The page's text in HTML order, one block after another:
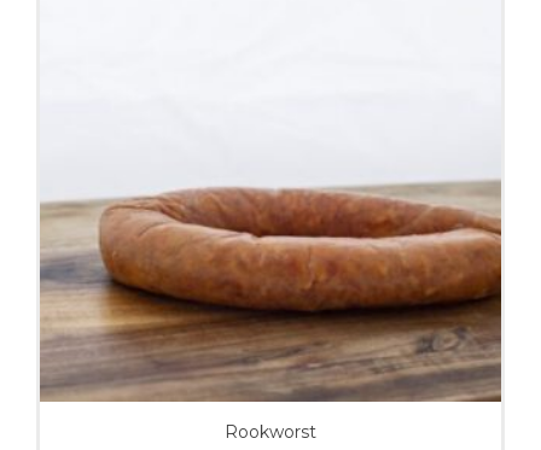
Rookworst